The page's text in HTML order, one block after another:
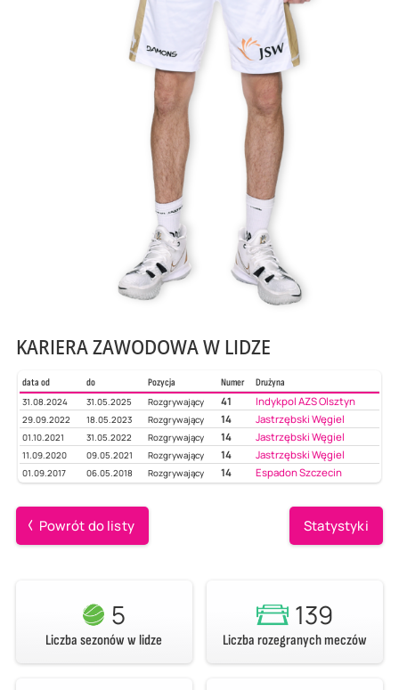
KARIERA ZAWODOWA W LIDZE
data od do Pozycja Numer
Drużyna
31.08.2024
31.05.2025 Rozgrywający 41 Indykpol AZS Olsztyn
29.09.2022 18.05.2023 Rozgrywający 14 Jastrzębski Węgiel
01.10.2021 31.05.2022 Rozgrywający 14 Jastrzębski Węgiel
11.09.2020 09.05.2021 Rozgrywający 14 Jastrzębski Węgiel
01.09.2017 06.05.2018 Rozgrywający 14 Espadon Szczecin
Powrót do listy Statystyki
5
Liczba sezonów w lidze
139
Liczba rozegranych meczów